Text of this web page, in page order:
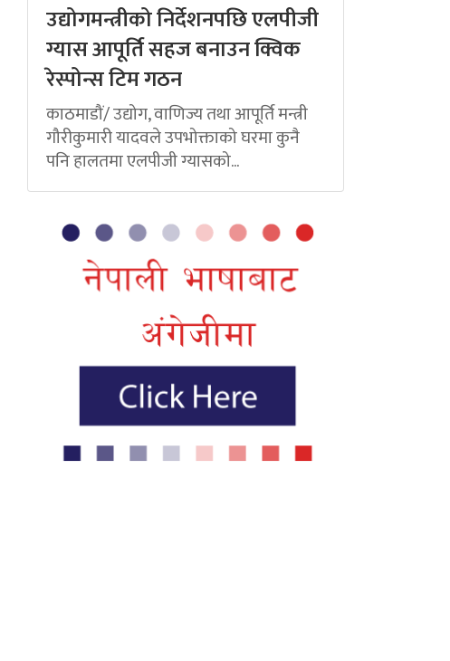
उद्योगमन्त्रीको निर्देशनपछि एलपीजी
ग्यास आपूर्ति सहज बनाउन क्विक
रेस्पोन्स टिम गठन
काठमाडौं/ उद्योग, वाणिज्य तथा आपूर्ति मन्त्री
गौरीकुमारी यादवले उपभोक्ताको घरमा कुनै
पनि हालतमा एलपीजी ग्यासको...